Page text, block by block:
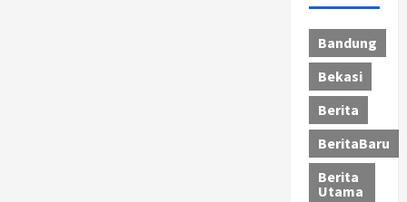
Bandung
Bekasi
Berita
BeritaBaru
Berita
Utama